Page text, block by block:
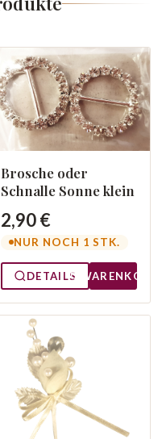
Brosche oder
Schnalle Sonne klein
2,90 €
NUR NOCH 1 STK.
DETAILS WARENKORB